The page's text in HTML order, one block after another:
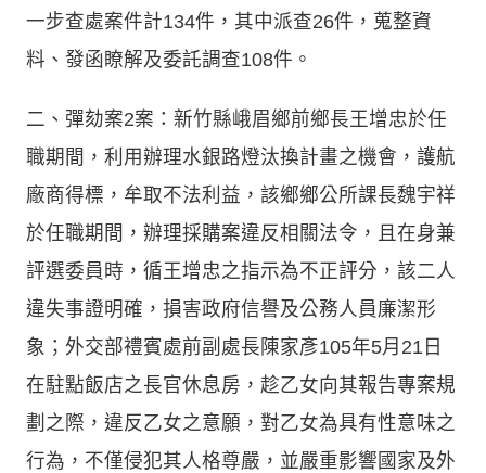
一步查處案件計134件，其中派查26件，蒐整資
料、發函瞭解及委託調查108件。
二、彈劾案2案：新竹縣峨眉鄉前鄉長王增忠於任
職期間，利用辦理水銀路燈汰換計畫之機會，護航
廠商得標，牟取不法利益，該鄉鄉公所課長魏宇祥
於任職期間，辦理採購案違反相關法令，且在身兼
評選委員時，循王增忠之指示為不正評分，該二人
違失事證明確，損害政府信譽及公務人員廉潔形
象；外交部禮賓處前副處長陳家彥105年5月21日
在駐點飯店之長官休息房，趁乙女向其報告專案規
劃之際，違反乙女之意願，對乙女為具有性意味之
行為，不僅侵犯其人格尊嚴，並嚴重影響國家及外